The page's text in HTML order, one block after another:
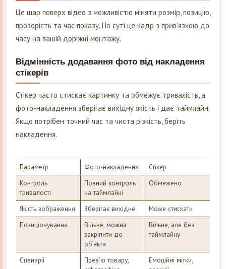
Це шар поверх відео з можливістю міняти розмір, позицію,
прозорість та час показу. По суті це кадр з прив’язкою до
часу на вашій доріжці монтажу.
Відмінність додавання фото від накладення
стікерів
Стікер часто стискає картинку та обмежує тривалість, а
фото-накладення зберігає вихідну якість і дає таймлайн.
Якщо потрібен точний час та чиста різкість, беріть
накладення.
Параметр Фото-накладення
Стікер
Контроль
тривалості
Повний контроль
на таймлайні
Обмежено
Якість зображення Зберігає вихідне
Може стискати
Позиціонування
Вільне, можна
закріпити до
об’єкта
Вільне, але без
таймлайну
Сценарії
Прев’ю товару,
Емоційні мітки,